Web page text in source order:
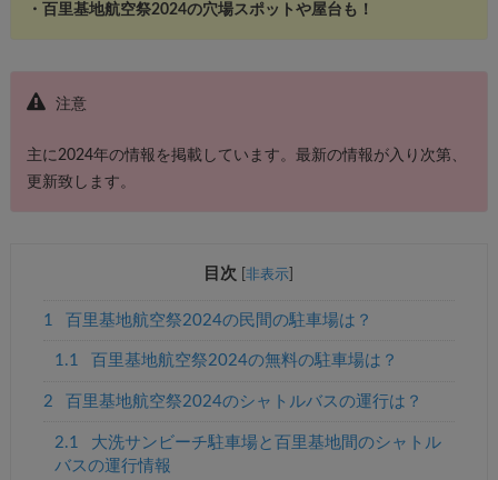
・百里基地航空祭2024の穴場スポットや屋台も！
注意
主に2024年の情報を掲載しています。最新の情報が入り次第、
更新致します。
目次 [非表示
1 百里基地航空祭2024の民間の駐車場は？
1.1 百里基地航空祭2024の無料の駐車場は？
2 百里基地航空祭2024のシャトルバスの運行は？
2.1
大洗サンビーチ駐車場と百里基地間のシャトル
バスの運行情報